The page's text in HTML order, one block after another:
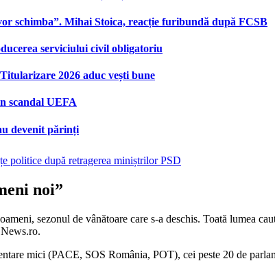
schimba”. Mihai Stoica, reacție furibundă după FCSB
serviciului civil obligatoriu
2026 aduc vești bune
scandal UEFA
devenit părinți
noi”
sezonul de vânătoare care s-a deschis. Toată lumea
mici (PACE, SOS România, POT), cei peste 20 de